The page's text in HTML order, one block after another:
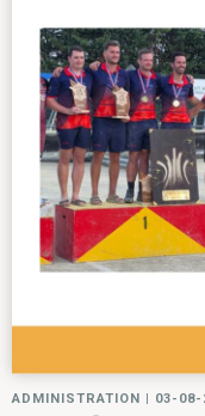
ADMINISTRATION 03-08-